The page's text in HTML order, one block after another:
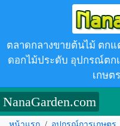
ตลาดกลางขายต้นไม้ ตก
ดอกไม้ประดับ อุปกรณ์ตก
เกษต
NanaGarden.com
หน้าแรก / อุปกรณ์การเกษตร